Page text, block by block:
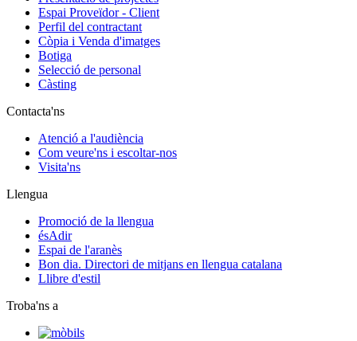
Espai Proveïdor - Client
Perfil del contractant
Còpia i Venda d'imatges
Botiga
Selecció de personal
Càsting
Contacta'ns
Atenció a l'audiència
Com veure'ns i escoltar-nos
Visita'ns
Llengua
Promoció de la llengua
ésAdir
Espai de l'aranès
Bon dia. Directori de mitjans en llengua catalana
Llibre d'estil
Troba'ns a